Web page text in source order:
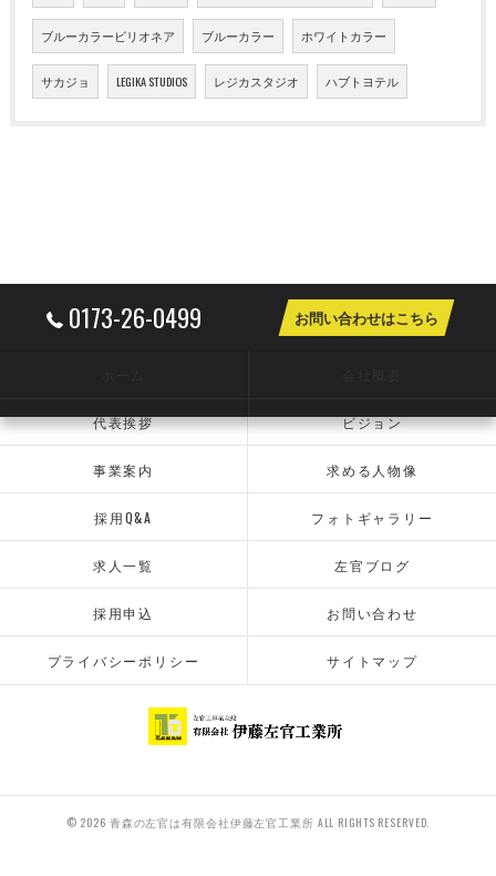
ブルーカラービリオネア ブルーカラー ホワイトカラー
サカジョ LEGIKA STUDIOS レジカスタジオ ハブトヨテル
0173-26-0499 お問い合わせはこちら
代表挨拶 ビジョン
事業案内 求める人物像
採用Q&A フォトギャラリー
求人一覧 左官ブログ
採用申込 お問い合わせ
プライバシーポリシー サイトマップ
© 2026 青森の左官は有限会社伊藤左官工業所 ALL RIGHTS RESERVED.